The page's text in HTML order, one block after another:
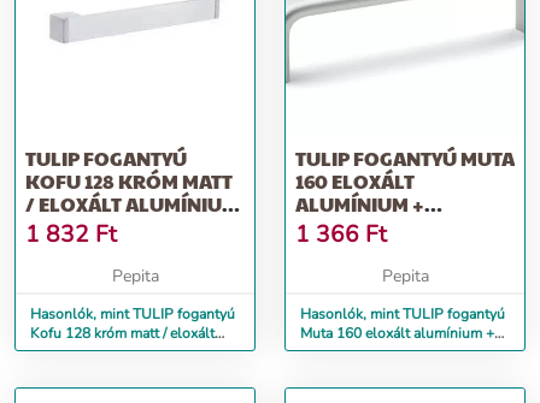
TULIP FOGANTYÚ
KOFU 128 KRÓM MATT
/ ELOXÁLT ALUMÍNIUM
+ CSAVAROK
1 832 Ft
Pepita
Hasonlók, mint TULIP fogantyú
Kofu 128 króm matt / eloxált
alumínium + csavarok
TULIP FOGANTYÚ MUTA
160 ELOXÁLT
ALUMÍNIUM +
CSAVAROK
1 366 Ft
Pepita
Hasonlók, mint TULIP fogantyú
Muta 160 eloxált alumínium +
csavarok